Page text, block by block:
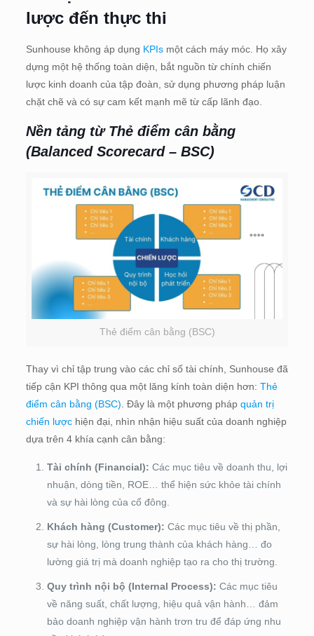
lược đến thực thi
Sunhouse không áp dụng KPIsmột cách máy móc. Họ xây
dựng một hệ thống toàn diện, bắt nguồn từ chính chiến
lược kinh doanh của tập đoàn, sử dụng phương pháp luận
chặt chẽ và có sự cam kết mạnh mẽ từ cấp lãnh đạo.
Nền tảng từ Thẻ điểm cân bằng
(Balanced Scorecard – BSC)
Thẻ điểm cân bằng (BSC)
Thay vì chỉ tập trung vào các chỉ số tài chính, Sunhouse đã
tiếp cận KPI thông qua một lăng kính toàn diện hơn: Thẻ
điểm cân bằng (BSC). Đây là một phương pháp quản trị
chiến lượchiện đại, nhìn nhận hiệu suất của doanh nghiệp
dựa trên 4 khía cạnh cân bằng:
Tài chính (Financial): Các mục tiêu về doanh thu, lợi
nhuận, dòng tiền, ROE… thể hiện sức khỏe tài chính
và sự hài lòng của cổ đông.
Khách hàng (Customer): Các mục tiêu về thị phần,
sự hài lòng, lòng trung thành của khách hàng… đo
lường giá trị mà doanh nghiệp tạo ra cho thị trường.
Quy trình nội bộ (Internal Process): Các mục tiêu
về năng suất, chất lượng, hiệu quả vận hành… đảm
bảo doanh nghiệp vận hành trơn tru để đáp ứng nhu